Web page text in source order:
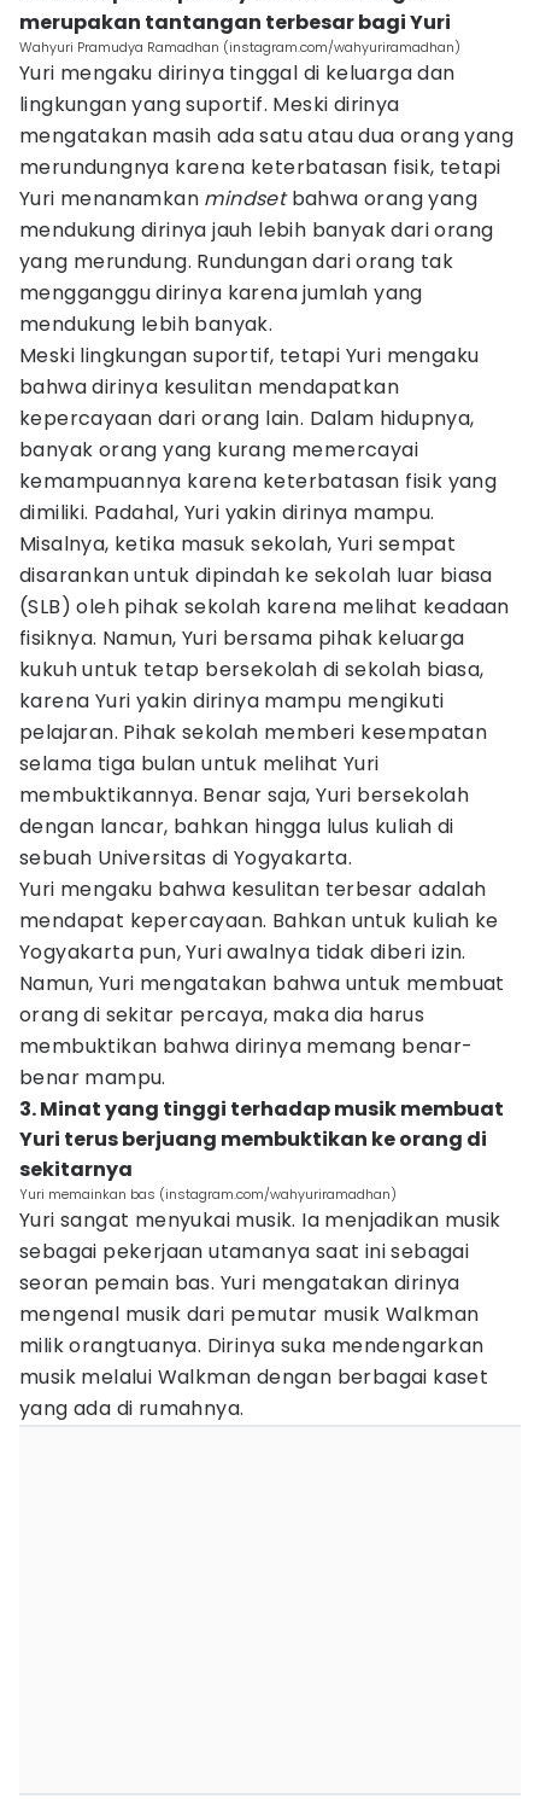
merupakan tantangan terbesar bagi Yuri
Wahyuri Pramudya Ramadhan (instagram.com/wahyuriramadhan)
Yuri mengaku dirinya tinggal di keluarga dan
lingkungan yang suportif. Meski dirinya
mengatakan masih ada satu atau dua orang yang
merundungnya karena keterbatasan fisik, tetapi
Yuri menanamkan mindsetbahwa orang yang
mendukung dirinya jauh lebih banyak dari orang
yang merundung. Rundungan dari orang tak
mengganggu dirinya karena jumlah yang
mendukung lebih banyak.
Meski lingkungan suportif, tetapi Yuri mengaku
bahwa dirinya kesulitan mendapatkan
kepercayaan dari orang lain. Dalam hidupnya,
banyak orang yang kurang memercayai
kemampuannya karena keterbatasan fisik yang
dimiliki. Padahal, Yuri yakin dirinya mampu.
Misalnya, ketika masuk sekolah, Yuri sempat
disarankan untuk dipindah ke sekolah luar biasa
(SLB) oleh pihak sekolah karena melihat keadaan
fisiknya. Namun, Yuri bersama pihak keluarga
kukuh untuk tetap bersekolah di sekolah biasa,
karena Yuri yakin dirinya mampu mengikuti
pelajaran. Pihak sekolah memberi kesempatan
selama tiga bulan untuk melihat Yuri
membuktikannya. Benar saja, Yuri bersekolah
dengan lancar, bahkan hingga lulus kuliah di
sebuah Universitas di Yogyakarta.
Yuri mengaku bahwa kesulitan terbesar adalah
mendapat kepercayaan. Bahkan untuk kuliah ke
Yogyakarta pun, Yuri awalnya tidak diberi izin.
Namun, Yuri mengatakan bahwa untuk membuat
orang di sekitar percaya, maka dia harus
membuktikan bahwa dirinya memang benar-
benar mampu.
3. Minat yang tinggi terhadap musik membuat
Yuri terus berjuang membuktikan ke orang di
sekitarnya
Yuri memainkan bas (instagram.com/wahyuriramadhan)
Yuri sangat menyukai musik. Ia menjadikan musik
sebagai pekerjaan utamanya saat ini sebagai
seoran pemain bas. Yuri mengatakan dirinya
mengenal musik dari pemutar musik Walkman
milik orangtuanya. Dirinya suka mendengarkan
musik melalui Walkman dengan berbagai kaset
yang ada di rumahnya.